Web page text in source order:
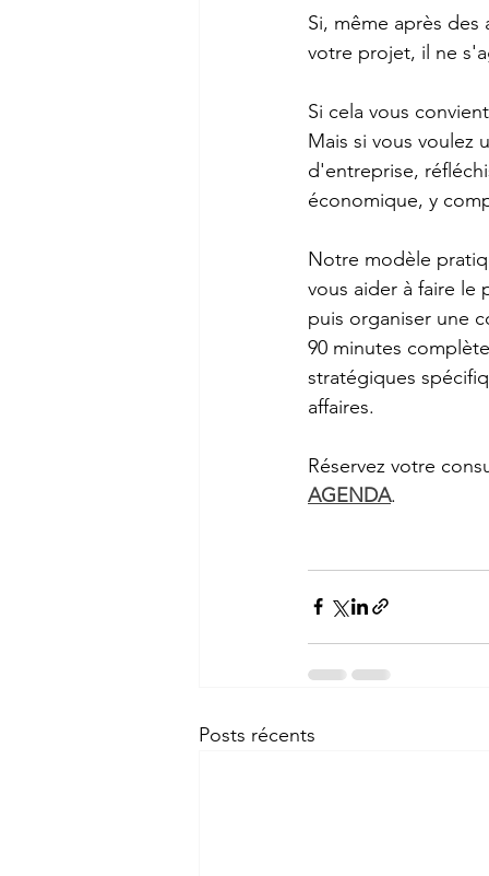
Si, même après
votre projet, il ne
Si cela vous
Mais si vous voulez
d'entreprise,
économique, y
Notre modèle
vous aider à faire le
puis organiser une
90 minutes
stratégiques
affaires.
Réservez votre
AGENDA.
Posts récents